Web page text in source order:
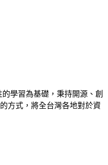
的學習為基礎，秉持開源、創
方式，將全台灣各地對於資